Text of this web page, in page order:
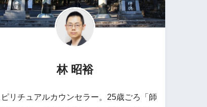
林 昭裕
ピリチュアルカウンセラー。25歳ごろ「師